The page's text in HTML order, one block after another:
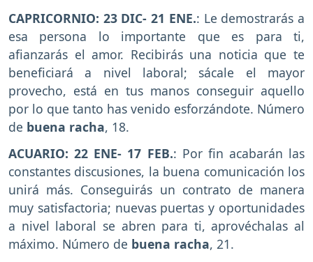
CAPRICORNIO: 23 DIC- 21 ENE.: Le demostrarás a
esa persona lo importante que es para ti,
afianzarás el amor. Recibirás una noticia que te
beneficiará a nivel laboral; sácale el mayor
provecho, está en tus manos conseguir aquello
por lo que tanto has venido esforzándote. Número
de buena racha, 18.
ACUARIO: 22 ENE- 17 FEB.: Por fin acabarán las
constantes discusiones, la buena comunicación los
unirá más. Conseguirás un contrato de manera
muy satisfactoria; nuevas puertas y oportunidades
a nivel laboral se abren para ti, aprovéchalas al
máximo. Número de buena racha, 21.